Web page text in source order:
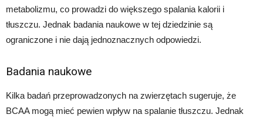
metabolizmu, co prowadzi do większego spalania kalorii i
tłuszczu. Jednak badania naukowe w tej dziedzinie są
ograniczone i nie dają jednoznacznych odpowiedzi.
Badania naukowe
Kilka badań przeprowadzonych na zwierzętach sugeruje, że
BCAA mogą mieć pewien wpływ na spalanie tłuszczu. Jednak